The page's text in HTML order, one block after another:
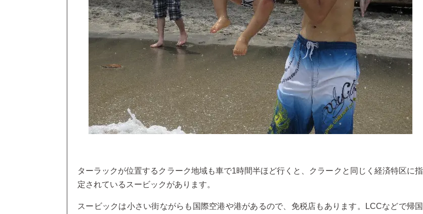
ターラックが位置するクラーク地域も車で1時間半ほど行くと、クラークと同じく経済特区に指
定されているスービックがあります。
スービックは小さい街ながらも国際空港や港があるので、免税店もあります。LCCなどで帰国